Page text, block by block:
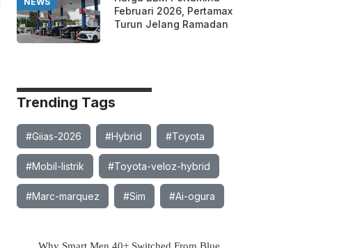
Februari 2026, Pertamax
Turun Jelang Ramadan
Trending Tags
#Giias-2026 #Hybrid #Toyota
#Mobil-listrik #Toyota-veloz-hybrid
#Marc-marquez #Sim #Ai-ogura